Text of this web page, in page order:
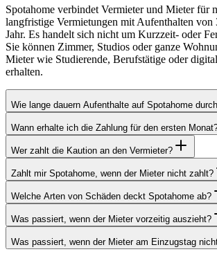
Spotahome verbindet Vermieter und Mieter für
langfristige Vermietungen mit Aufenthalten von
Jahr. Es handelt sich nicht um Kurzzeit- oder
Sie können Zimmer, Studios oder ganze
Mieter wie Studierende, Berufstätige oder
erhalten.
Wie lange dauern Aufenthalte auf Spotahome
Wann erhalte ich die Zahlung für den ersten
Wer zahlt die Kaution an den Vermieter?
Zahlt mir Spotahome, wenn der Mieter nicht zahlt?
Welche Arten von Schäden deckt Spotahome ab?
Was passiert, wenn der Mieter vorzeitig auszieht?
Was passiert, wenn der Mieter am Einzugstag